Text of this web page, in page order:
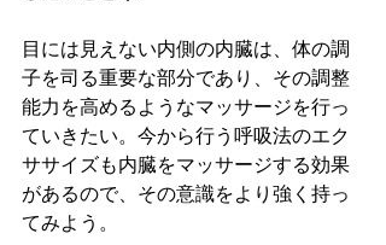
目には見えない内側の内臓は、体の調
子を司る重要な部分であり、その調整
能力を高めるようなマッサージを行っ
ていきたい。今から行う呼吸法のエク
ササイズも内臓をマッサージする効果
があるので、その意識をより強く持っ
てみよう。